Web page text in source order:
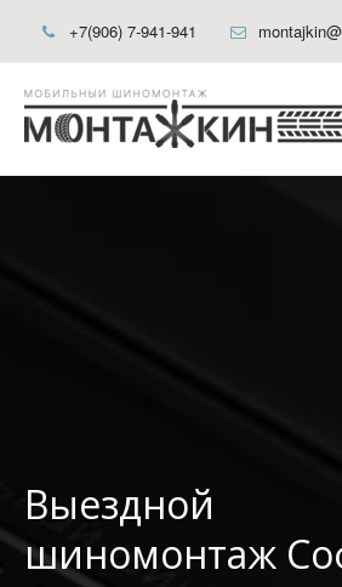
+7(906) 7-941-941
Выездной
шиномонтаж